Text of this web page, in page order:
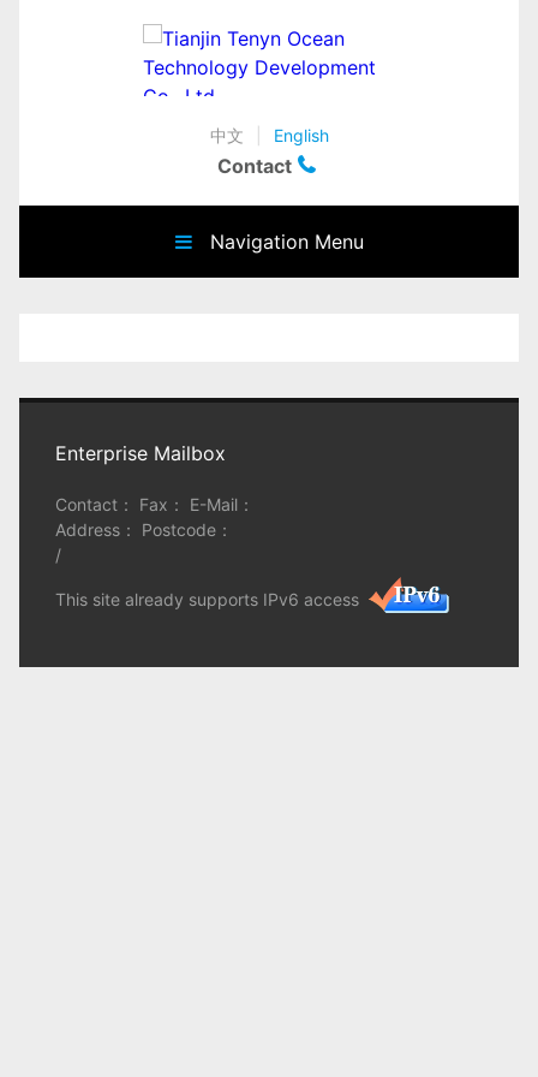
中文 English
Contact
Navigation Menu
Enterprise Mailbox
Contact： Fax： E-Mail：
Address： Postcode：
/
This site already supports IPv6 access